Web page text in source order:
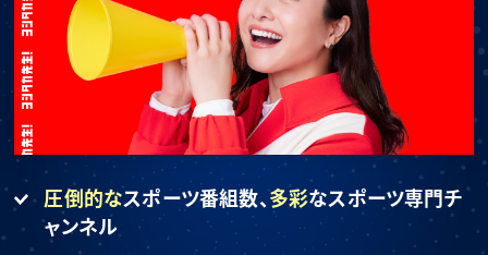
圧倒的なスポーツ番組数、多彩なスポーツ専門チ
ャンネル